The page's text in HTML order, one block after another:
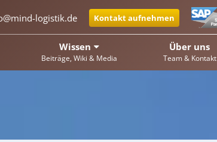
logistik.de Kontakt aufnehmen
Wissen
Beiträge, Wiki & Media
Über uns
Team & Kontakt